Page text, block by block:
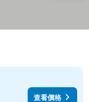
查看價格